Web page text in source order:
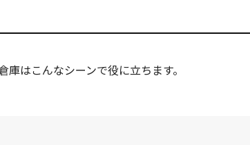
はこんなシーンで役に立ちます。